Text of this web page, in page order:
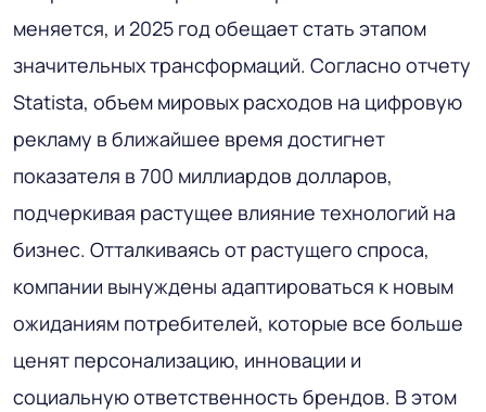
меняется, и 2025 год обещает стать этапом
значительных трансформаций. Согласно отчету
Statista, объем мировых расходов на цифровую
рекламу в ближайшее время достигнет
показателя в 700 миллиардов долларов,
подчеркивая растущее влияние технологий на
бизнес. Отталкиваясь от растущего спроса,
компании вынуждены адаптироваться к новым
ожиданиям потребителей, которые все больше
ценят персонализацию, инновации и
социальную ответственность брендов. В этом